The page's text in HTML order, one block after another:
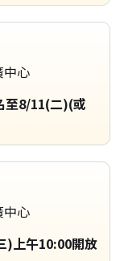
中心
至8/11(二)(或
中心
)上午10:00開放